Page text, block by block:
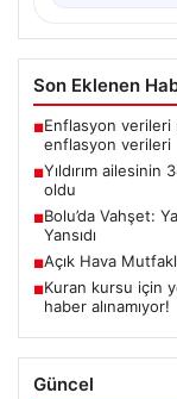
Son Eklenen
■Enflasyon verileri
enflasyon verileri
■Yıldırım ailesinin
oldu
■Bolu’da Vahşet:
Yansıdı
■Açık Hava
■Kuran kursu için
haber alınamıyor!
Güncel